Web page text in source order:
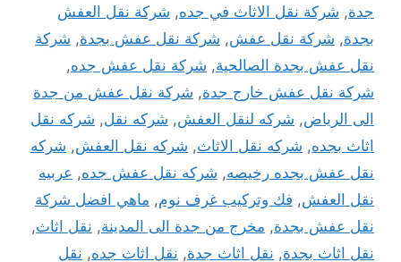
جدة, شركة نقل الاثاث في جده, شركة نقل العفش
بجدة, شركة نقل عفش, شركة نقل عفش بجدة, شركة
نقل عفش بجدة الصالحية, شركة نقل عفش جده,
شركة نقل عفش خارج جدة, شركة نقل عفش من جدة
الى الرياض, شركه لنقل العفش, شركه نقل, شركه نقل
اثاث بجده, شركه نقل الاثاث, شركه نقل العفش, شركه
نقل عفش بجده رخيصه, شركه نقل عفش جده, عربيه
نقل العفش, فك وتركيب غرف نوم, ماهي افضل شركة
نقل عفش بجدة, مخرج من جدة الى المدينة, نقل اثاث,
نقل اثاث بجدة, نقل اثاث جدة, نقل اثاث جده, نقل